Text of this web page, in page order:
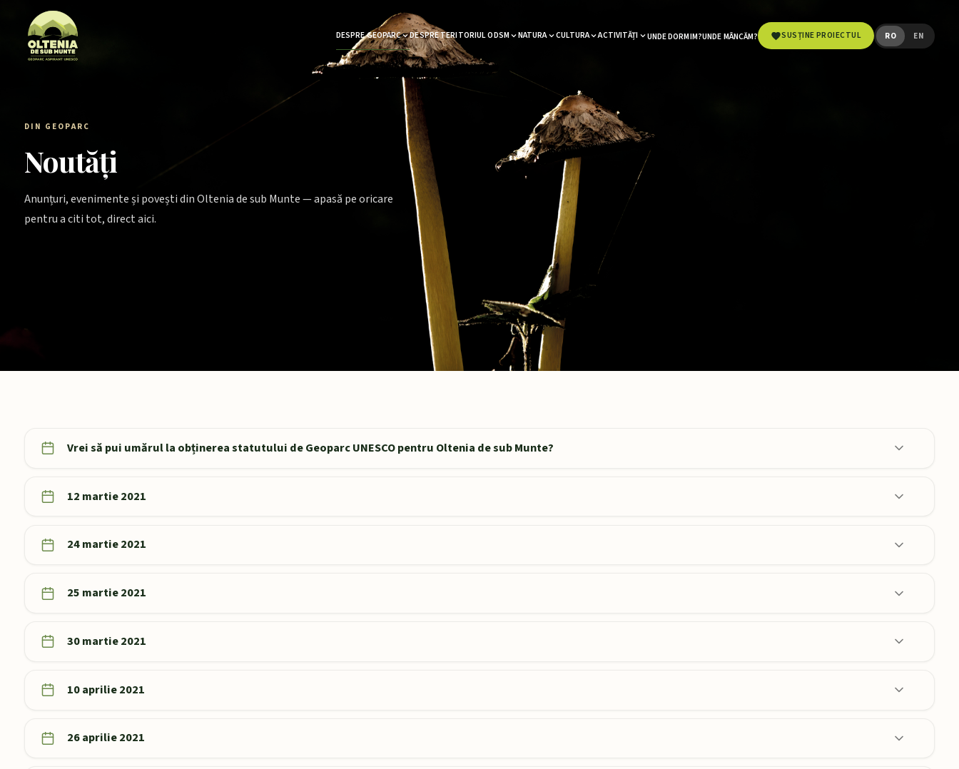
Sari la conținut
DESPRE GEOPARC DESPRE TERITORIUL ODSM NATURA CULTURA ACTIVITĂȚI UNDE DORMIM?UNDE MÂNCĂM? SUSȚINE PROIECTUL RO EN
DIN GEOPARC
Noutăți
Anunțuri, evenimente și povești din Oltenia de sub Munte — apasă pe oricare
pentru a citi tot, direct aici.
Vrei să pui umărul la obținerea statutului de Geoparc UNESCO pentru Oltenia de sub Munte?
12 martie 2021
24 martie 2021
25 martie 2021
30 martie 2021
10 aprilie 2021
26 aprilie 2021